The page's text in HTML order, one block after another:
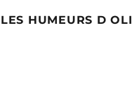
LES HUMEURS D OLI